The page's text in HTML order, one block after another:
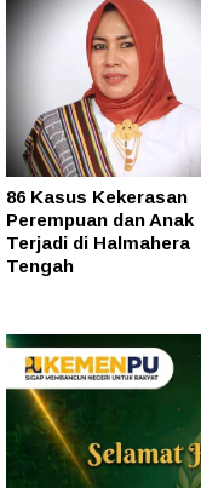
86 Kasus Kekerasan
Perempuan dan Anak
Terjadi di Halmahera
Tengah